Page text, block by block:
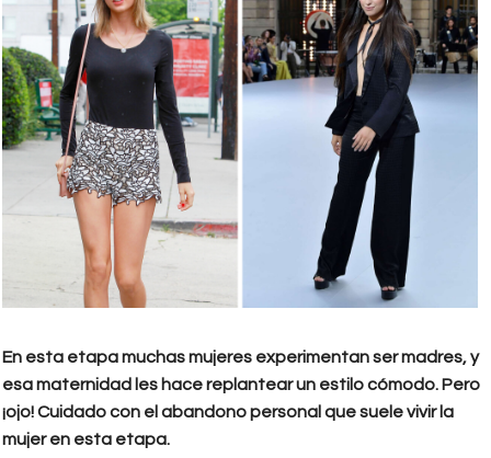
En esta etapa muchas mujeres experimentan ser madres, y
esa maternidad les hace replantear un estilo cómodo. Pero
¡ojo! Cuidado con el abandono personal que suele vivir la
mujer en esta etapa.